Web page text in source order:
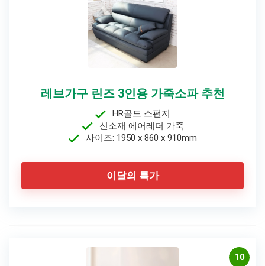
레브가구 린즈 3인용 가죽소파 추천
HR골드 스펀지
신소재 에어레더 가죽
사이즈: 1950 x 860 x 910mm
이달의 특가
10